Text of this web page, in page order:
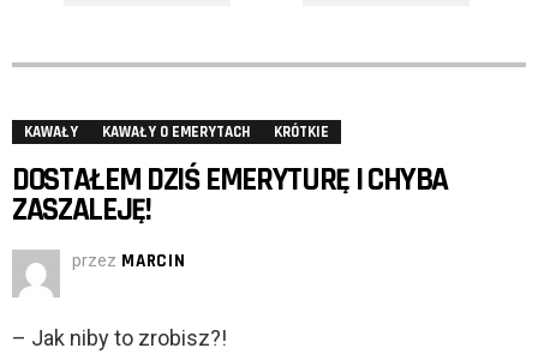
KAWAŁY KAWAŁY O EMERYTACH KRÓTKIE
DOSTAŁEM DZIŚ EMERYTURĘ I CHYBA
ZASZALEJĘ!
przez MARCIN
– Jak niby to zrobisz?!